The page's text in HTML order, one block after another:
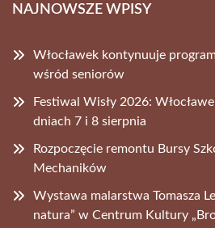
NAJNOWSZE WPISY
Włocławek kontynuuje
wśród seniorów
Festiwal Wisły 2026:
dniach 7 i 8 sierpnia
Rozpoczęcie remontu Bursy
Mechaników
Wystawa malarstwa Tomasza
natura” w Centrum Kultury